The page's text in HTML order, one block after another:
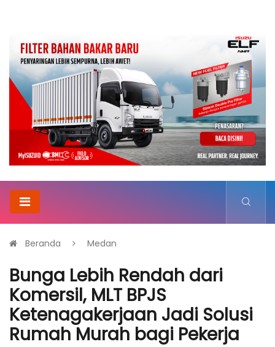
Beranda Medan
Bunga Lebih Rendah dari
Komersil, MLT BPJS
Ketenagakerjaan Jadi Solusi
Rumah Murah bagi Pekerja